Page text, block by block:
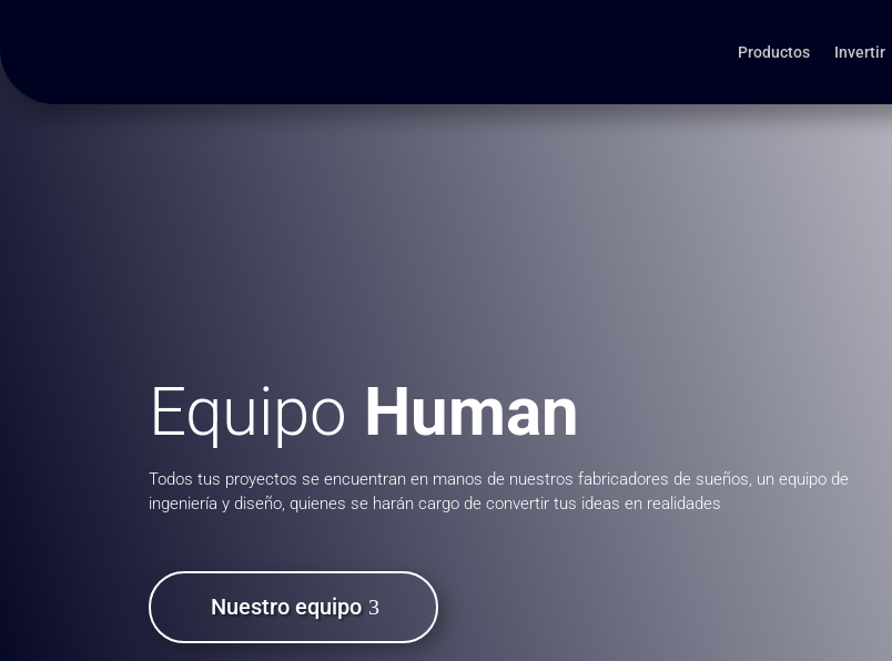
Productos Invertir
Equipo Human
Todos tus proyectos se encuentran en manos de nuestros fabricadores de sueños, un equipo de
ingeniería y diseño, quienes se harán cargo de convertir tus ideas en realidades
Nuestro equipo